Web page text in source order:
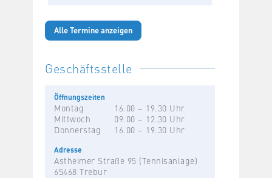
Alle Termine anzeigen
Geschäftsstelle
Öffnungszeiten
Montag
16.00 – 19.30 Uhr
Mittwoch
09.00 – 12.30 Uhr
Donnerstag
16.00 – 19.30 Uhr
Adresse
Astheimer Straße 95 (Tennisanlage)
65468 Trebur